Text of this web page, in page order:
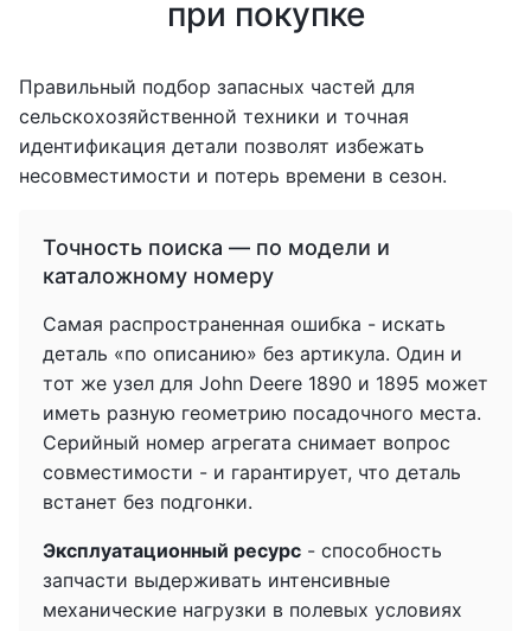
при покупке
Правильный подбор запасных частей для
сельскохозяйственной техники и точная
идентификация детали позволят избежать
несовместимости и потерь времени в сезон.
Точность поиска — по модели и
каталожному номеру
Самая распространенная ошибка - искать
деталь «по описанию» без артикула. Один и
тот же узел для John Deere 1890 и 1895 может
иметь разную геометрию посадочного места.
Серийный номер агрегата снимает вопрос
совместимости - и гарантирует, что деталь
встанет без подгонки.
Эксплуатационный ресурс - способность
запчасти выдерживать интенсивные
механические нагрузки в полевых условиях